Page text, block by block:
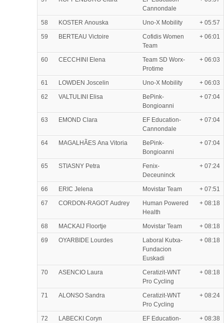
Cannondale
58 KOSTER Anouska Uno-X Mobility
+ 05:57
59
BERTEAU Victoire
Cofidis Women
Team
+ 06:01
60 CECCHINI Elena
Team SD Worx-
Protime
+ 06:03
61 LOWDEN Joscelin Uno-X Mobility
+ 06:03
62
VALTULINI Elisa
BePink-
Bongioanni
+ 07:04
63 EMOND Clara
EF Education-
Cannondale
+ 07:04
64 MAGALHÃES Ana Vitoria
BePink-
Bongioanni
+ 07:04
65 STIASNY Petra
Fenix-
Deceuninck
+ 07:24
66 ERIC Jelena Movistar Team
+ 07:51
67
CORDON-RAGOT Audrey
Human Powered
Health
+ 08:18
68 MACKAIJ Floortje Movistar Team
+ 08:18
69
OYARBIDE Lourdes
Laboral Kutxa-
Fundacion
Euskadi
+ 08:18
70 ASENCIO Laura
Ceratizit-WNT
Pro Cycling
+ 08:18
71 ALONSO Sandra
Ceratizit-WNT
Pro Cycling
+ 08:24
72 LABECKI Coryn
EF Education-
+ 08:38